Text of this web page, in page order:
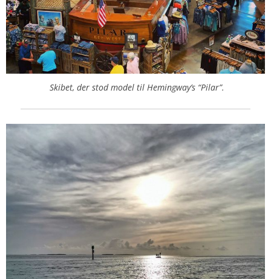
Skibet, der stod model til Hemingway’s “Pilar”.